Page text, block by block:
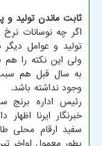
ثابت ماندن تولید و
اگر چه نوسانات نرخ
تولید و عوامل
ولی این نکته را هم
به سال قبل هم سبب
وجود نداشته باشد.
رئیس اداره برنج
خبرنگار ایرنا
سفید ارقام